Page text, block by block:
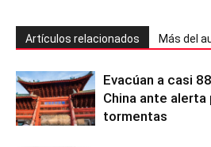
Artículos relacionados Más del
Evacúan a casi
China ante
tormentas